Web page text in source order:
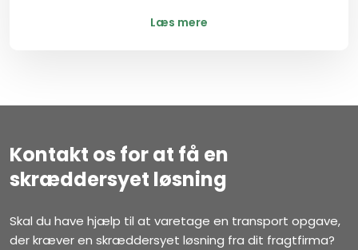
Læs mere
Kontakt os for at få en
skræddersyet løsning
Skal du have hjælp til at varetage en transport opgave,
der kræver en skræddersyet løsning fra dit fragtfirma?